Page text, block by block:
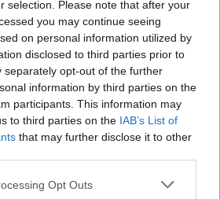
selection. Please note that after your
you may continue seeing
on personal information utilized by
disclosed to third parties prior to
separately opt-out of the further
information by third parties on the
participants. This information may
to third parties on the IAB’s List of
that may further disclose it to other
Opt Outs